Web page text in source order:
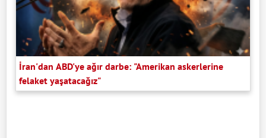
İran'dan ABD'ye ağır darbe: "Amerikan askerlerine
felaket yaşatacağız"